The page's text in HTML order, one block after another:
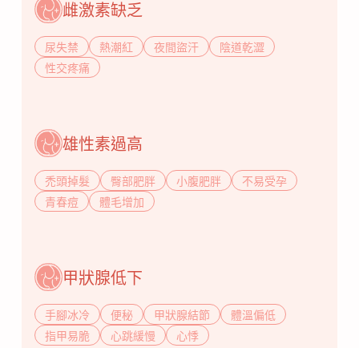
雌激素缺乏
尿失禁 熱潮紅 夜間盜汗
陰道乾澀
性交疼痛
雄性素過高
禿頭掉髮 臀部肥胖 小腹肥胖
不易受孕
青春痘
體毛增加
甲狀腺低下
手腳冰冷 便秘 甲狀腺結節
體溫偏低
指甲易脆
心跳緩慢 心悸